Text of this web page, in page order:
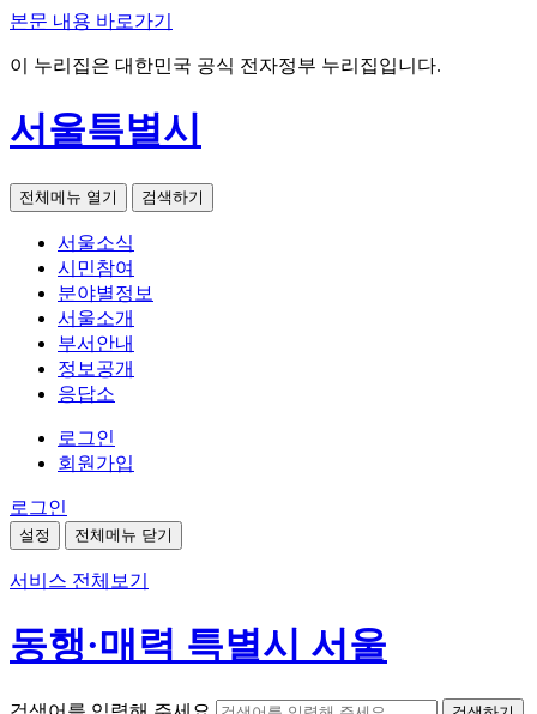
본문 내용 바로가기
이 누리집은 대한민국 공식 전자정부 누리집입니다.
서울특별시
전체메뉴 열기 검색하기
서울소식
시민참여
분야별정보
서울소개
부서안내
정보공개
응답소
로그인
회원가입
로그인
설정 전체메뉴 닫기
서비스 전체보기
동행·매력 특별시 서울